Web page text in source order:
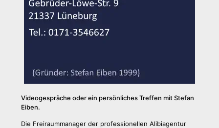
Videogespräche oder ein persönliches Treffen mit Stefan
Eiben.
Die Freiraummanager der professionellen Alibiagentur